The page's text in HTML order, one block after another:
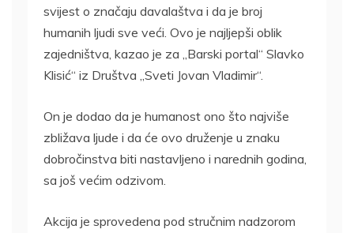
svijest o značaju davalaštva i da je broj
humanih ljudi sve veći. Ovo je najljepši oblik
zajedništva, kazao je za „Barski portal“ Slavko
Klisić“ iz Društva „Sveti Jovan Vladimir“.
On je dodao da je humanost ono što najviše
zbližava ljude i da će ovo druženje u znaku
dobročinstva biti nastavljeno i narednih godina,
sa još većim odzivom.
Akcija je sprovedena pod stručnim nadzorom